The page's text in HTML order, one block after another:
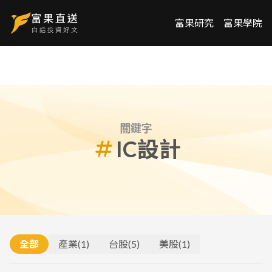
富果研究 富果學院
關鍵字
IC設計
全部 產業(1) 台股(5) 美股(1)